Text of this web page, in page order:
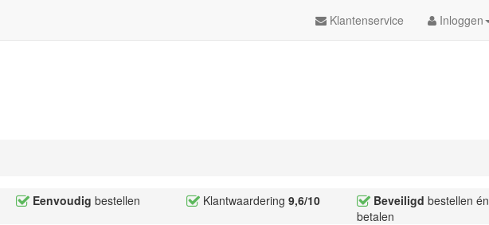
Klantenservice Inloggen
Eenvoudig bestellen Klantwaardering 9,6/10 Beveiligd bestellen én
betalen